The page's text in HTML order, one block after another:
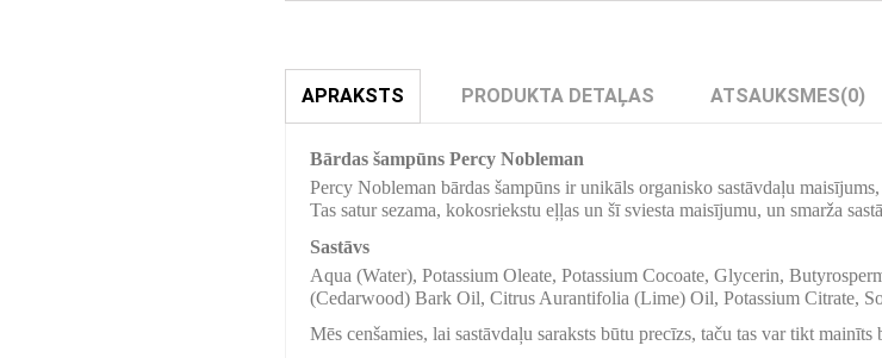
APRAKSTS PRODUKTA DETAĻAS ATSAUKSMES(0)
Bārdas šampūns Percy Nobleman
Percy Nobleman bārdas šampūns ir unikāls organisko sastāvdaļu
Tas satur sezama, kokosriekstu eļļas un šī sviesta maisījumu, un smarža
Sastāvs
Aqua (Water), Potassium Oleate, Potassium Cocoate, Glycerin,
(Cedarwood) Bark Oil, Citrus Aurantifolia (Lime) Oil, Potassium Citrate,
Mēs cenšamies, lai sastāvdaļu saraksts būtu precīzs, taču tas var tikt